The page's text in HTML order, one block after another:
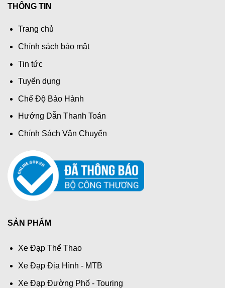
THÔNG TIN
Trang chủ
Chính sách bảo mật
Tin tức
Tuyển dụng
Chế Độ Bảo Hành
Hướng Dẫn Thanh Toán
Chính Sách Vận Chuyển
SẢN PHẨM
Xe Đạp Thể Thao
Xe Đạp Địa Hình - MTB
Xe Đạp Đường Phố - Touring